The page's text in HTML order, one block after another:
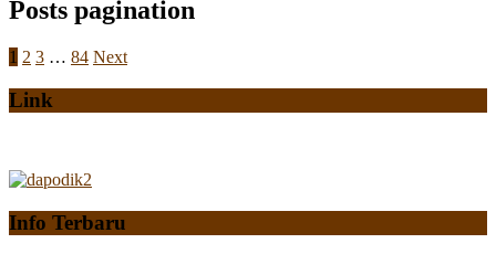
Posts pagination
1 2 3 … 84 Next
Link
Info Terbaru